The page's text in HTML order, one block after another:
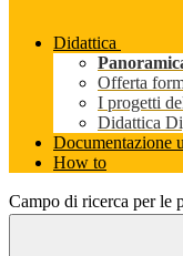
Didattica
Offerta
I progetti
Didattica
Documentazione
How to
Campo di ricerca per le